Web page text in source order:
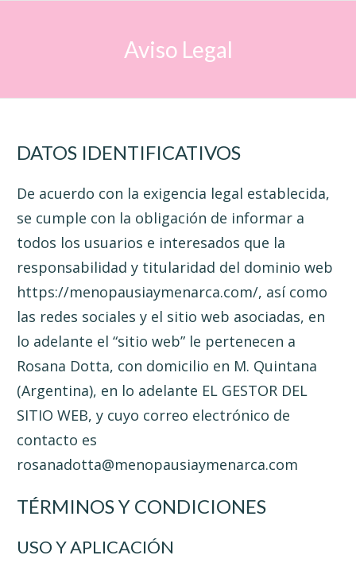
Aviso Legal
DATOS IDENTIFICATIVOS
De acuerdo con la exigencia legal establecida,
se cumple con la obligación de informar a
todos los usuarios e interesados que la
responsabilidad y titularidad del dominio web
https://menopausiaymenarca.com/, así como
las redes sociales y el sitio web asociadas, en
lo adelante el “sitio web” le pertenecen a
Rosana Dotta, con domicilio en M. Quintana
(Argentina), en lo adelante EL GESTOR DEL
SITIO WEB, y cuyo correo electrónico de
contacto es
rosanadotta@menopausiaymenarca.com
TÉRMINOS Y CONDICIONES
USO Y APLICACIÓN